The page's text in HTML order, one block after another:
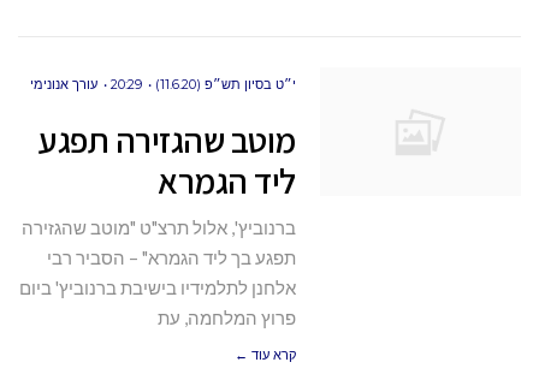
י״ט בסיון תש״פ (11.6.20) 20:29 עורך אנונימי
מוטב שהגזירה תפגע
ליד הגמרא
ברנוביץ', אלול תרצ"ט "מוטב שהגזירה
תפגע בך ליד הגמרא" – הסביר רבי
אלחנן לתלמידיו בישיבת ברנוביץ' ביום
פרוץ המלחמה, עת
קרא עוד ←